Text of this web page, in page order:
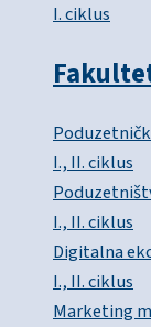
I. ciklus
I., II. ciklus
I., II. ciklus
Digitalna
I., II. ciklus
Marketing